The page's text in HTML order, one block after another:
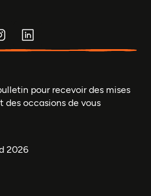
pour recevoir des mises
des occasions de vous
2026